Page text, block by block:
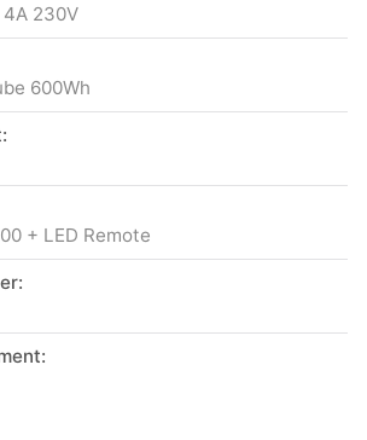
230V
600Wh
+ LED Remote